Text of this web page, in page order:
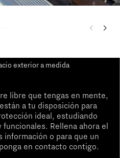
exterior a medida
libre que tengas en mente,
a tu disposición para
ideal, estudiando
Rellena ahora el
información o para que un
en contacto contigo.